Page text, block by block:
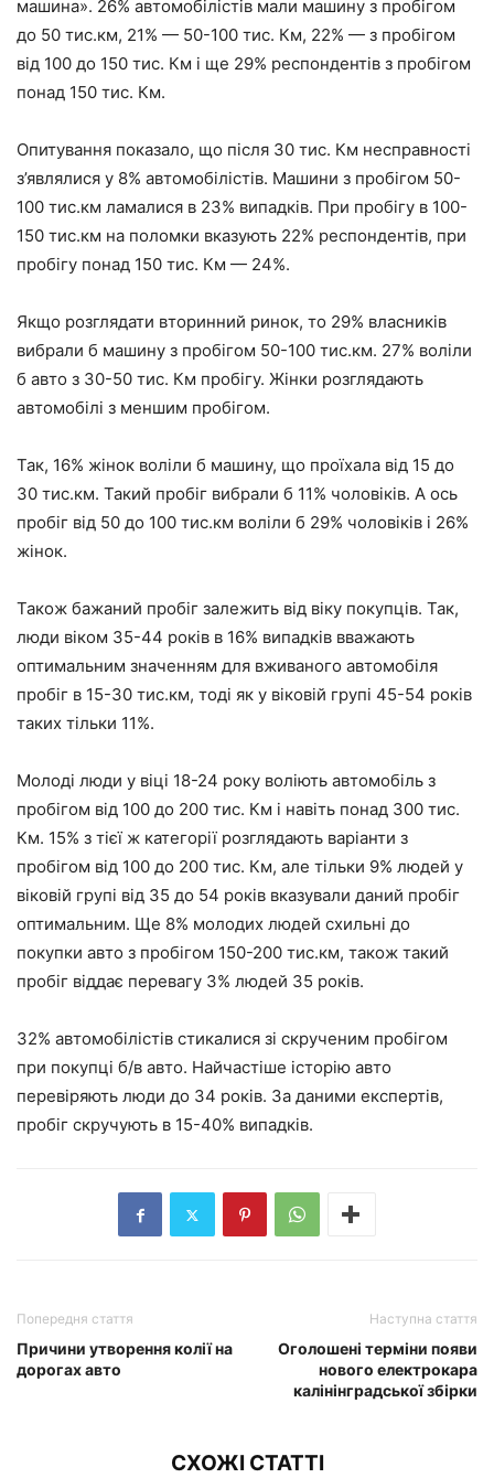
машина». 26% автомобілістів мали машину з пробігом
до 50 тис.км, 21% — 50-100 тис. Км, 22% — з пробігом
від 100 до 150 тис. Км і ще 29% респондентів з пробігом
понад 150 тис. Км.
Опитування показало, що після 30 тис. Км несправності
з’являлися у 8% автомобілістів. Машини з пробігом 50-
100 тис.км ламалися в 23% випадків. При пробігу в 100-
150 тис.км на поломки вказують 22% респондентів, при
пробігу понад 150 тис. Км — 24%.
Якщо розглядати вторинний ринок, то 29% власників
вибрали б машину з пробігом 50-100 тис.км. 27% воліли
б авто з 30-50 тис. Км пробігу. Жінки розглядають
автомобілі з меншим пробігом.
Так, 16% жінок воліли б машину, що проїхала від 15 до
30 тис.км. Такий пробіг вибрали б 11% чоловіків. А ось
пробіг від 50 до 100 тис.км воліли б 29% чоловіків і 26%
жінок.
Також бажаний пробіг залежить від віку покупців. Так,
люди віком 35-44 років в 16% випадків вважають
оптимальним значенням для вживаного автомобіля
пробіг в 15-30 тис.км, тоді як у віковій групі 45-54 років
таких тільки 11%.
Молоді люди у віці 18-24 року воліють автомобіль з
пробігом від 100 до 200 тис. Км і навіть понад 300 тис.
Км. 15% з тієї ж категорії розглядають варіанти з
пробігом від 100 до 200 тис. Км, але тільки 9% людей у
віковій групі від 35 до 54 років вказували даний пробіг
оптимальним. Ще 8% молодих людей схильні до
покупки авто з пробігом 150-200 тис.км, також такий
пробіг віддає перевагу 3% людей 35 років.
32% автомобілістів стикалися зі скрученим пробігом
при покупці б/в авто. Найчастіше історію авто
перевіряють люди до 34 років. За даними експертів,
пробіг скручують в 15-40% випадків.
Попередня стаття
Причини утворення колії на
дорогах авто
Наступна стаття
Оголошені терміни появи
нового електрокара
калінінградської збірки
СХОЖІ СТАТТІ